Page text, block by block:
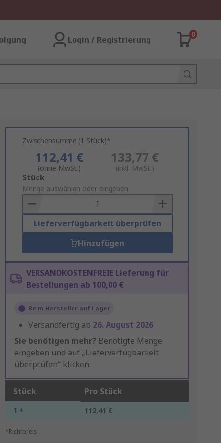
Login / Registrierung
0
Zwischensumme (1 Stück)*
112,41 €
(ohne MwSt.)
133,77 €
(inkl. MwSt.)
Add
to
Basket
Stück
Menge auswählen oder eingeben
Lieferverfügbarkeit überprüfen
Hinzufügen
VERSANDKOSTENFREIE Lieferung für
Bestellungen ab 100,00 €
Beim Hersteller auf Lager
Versandfertig ab 26. August 2026
Sie benötigen mehr? Benötigte Menge
eingeben und auf „Lieferverfügbarkeit
überprüfen“ klicken.
Stück Pro Stück
1 + 112,41 €
*Richtpreis